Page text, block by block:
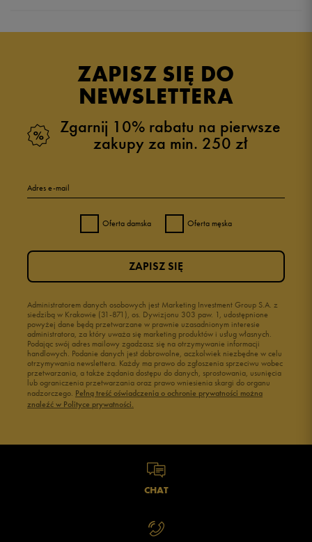
ZAPISZ SIĘ DO
NEWSLETTERA
Zgarnij 10% rabatu na pierwsze
zakupy za min. 250 zł
Adres e-mail
Oferta damska Oferta męska
Administratorem danych osobowych jest Marketing Investment Group S.A. z
siedzibą w Krakowie (31-871), os. Dywizjonu 303 paw. 1, udostępnione
powyżej dane będą przetwarzane w prawnie uzasadnionym interesie
administratora, za który uważa się marketing produktów i usług własnych.
Podając swój adres mailowy zgadzasz się na otrzymywanie informacji
handlowych. Podanie danych jest dobrowolne, aczkolwiek niezbędne w celu
otrzymywania newslettera. Każdy ma prawo do zgłoszenia sprzeciwu wobec
przetwarzania, a także żądania dostępu do danych, sprostowania, usunięcia
lub ograniczenia przetwarzania oraz prawo wniesienia skargi do organu
nadzorczego. Pełną treść oświadczenia o ochronie prywatności można
znaleźć w Polityce prywatności.
ZAPISZ SIĘ
CHAT